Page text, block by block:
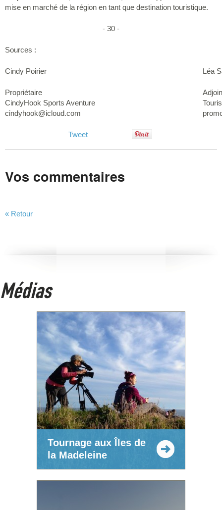
mise en marché de la région en tant que destination touristique.
- 30 -
Sources :
Cindy Poirier
Propriétaire
CindyHook Sports Aventure
cindyhook@icloud.com
Léa
Tweet
Vos commentaires
« Retour
Médias
Tournage aux Îles de
la Madeleine